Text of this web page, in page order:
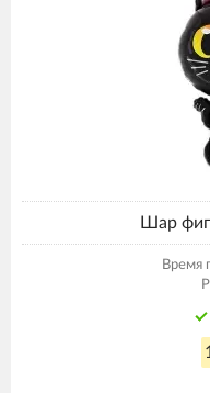
Шар
Время